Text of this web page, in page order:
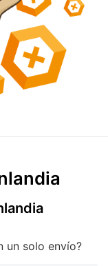
un solo envío?